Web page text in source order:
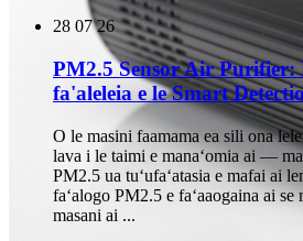
28 07 26
PM2.5 Sensor Air Purifier:
fa'aleleia e le Smart
O le masini faamama ea sili ona
lava i le taimi e manaʻomia ai — ma
PM2.5 ua tuʻufaʻatasia e mafai ai
faʻalogo PM2.5 e faʻaaogaina ai
masani ai ...